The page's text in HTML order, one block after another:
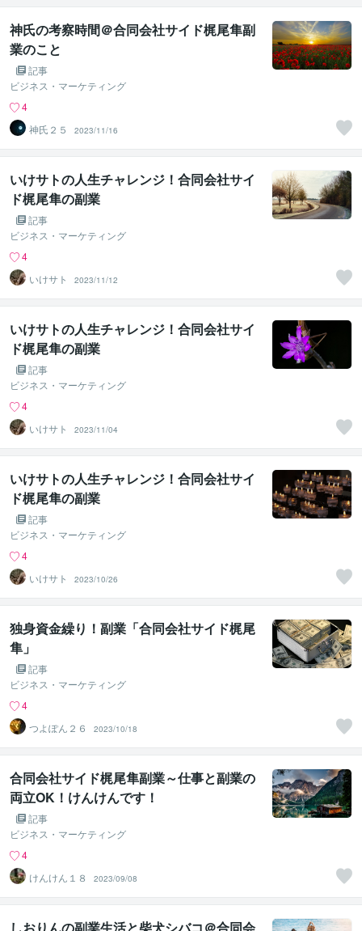
神氏の考察時間＠合同会社サイド梶尾隼副
業のこと
記事
ビジネス・マーケティング
4
神氏２５
2023/11/16
いけサトの人生チャレンジ！合同会社サイ
ド梶尾隼の副業
記事
ビジネス・マーケティング
4
いけサト
2023/11/12
いけサトの人生チャレンジ！合同会社サイ
ド梶尾隼の副業
記事
ビジネス・マーケティング
4
いけサト
2023/11/04
いけサトの人生チャレンジ！合同会社サイ
ド梶尾隼の副業
記事
ビジネス・マーケティング
4
いけサト
2023/10/26
独身資金繰り！副業「合同会社サイド梶尾
隼」
記事
ビジネス・マーケティング
4
つよぽん２６
2023/10/18
合同会社サイド梶尾隼副業～仕事と副業の
両立OK！けんけんです！
記事
ビジネス・マーケティング
4
けんけん１８
2023/09/08